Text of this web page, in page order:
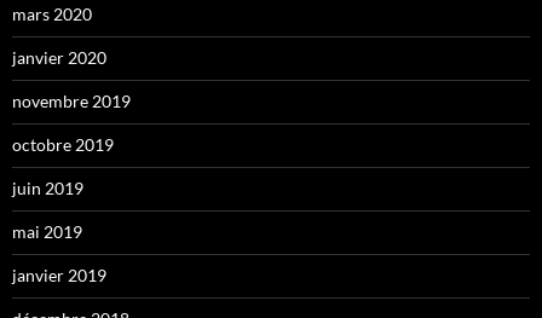
mars 2020
janvier 2020
novembre 2019
octobre 2019
juin 2019
mai 2019
janvier 2019